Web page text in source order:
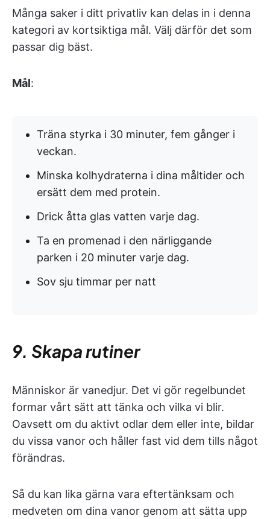
Många saker i ditt privatliv kan delas in i denna
kategori av kortsiktiga mål. Välj därför det som
passar dig bäst.
Mål:
Träna styrka i 30 minuter, fem gånger i
veckan.
Minska kolhydraterna i dina måltider och
ersätt dem med protein.
Drick åtta glas vatten varje dag.
Ta en promenad i den närliggande
parken i 20 minuter varje dag.
Sov sju timmar per natt
9. Skapa rutiner
Människor är vanedjur. Det vi gör regelbundet
formar vårt sätt att tänka och vilka vi blir.
Oavsett om du aktivt odlar dem eller inte, bildar
du vissa vanor och håller fast vid dem tills något
förändras.
Så du kan lika gärna vara eftertänksam och
medveten om dina vanor genom att sätta upp